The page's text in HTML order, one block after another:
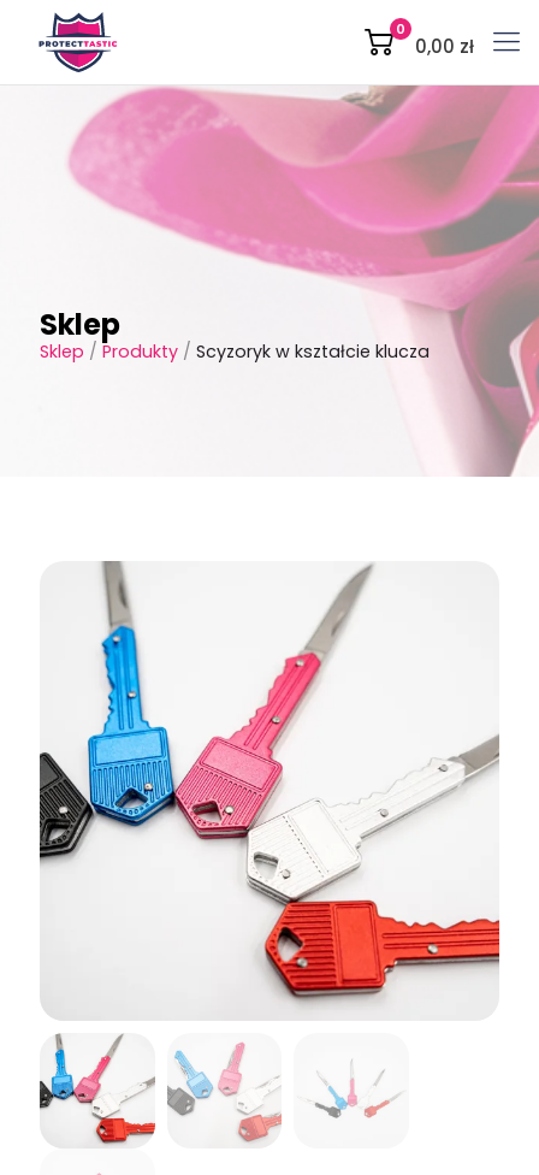
0
0,00 zł
Sklep
Sklep / Produkty / Scyzoryk w kształcie klucza